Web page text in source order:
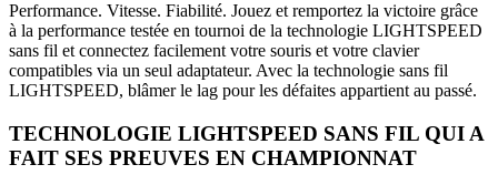
Performance. Vitesse. Fiabilité. Jouez et remportez la victoire grâce
à la performance testée en tournoi de la technologie LIGHTSPEED
sans fil et connectez facilement votre souris et votre clavier
compatibles via un seul adaptateur. Avec la technologie sans fil
LIGHTSPEED, blâmer le lag pour les défaites appartient au passé.
TECHNOLOGIE LIGHTSPEED SANS FIL QUI A
FAIT SES PREUVES EN CHAMPIONNAT